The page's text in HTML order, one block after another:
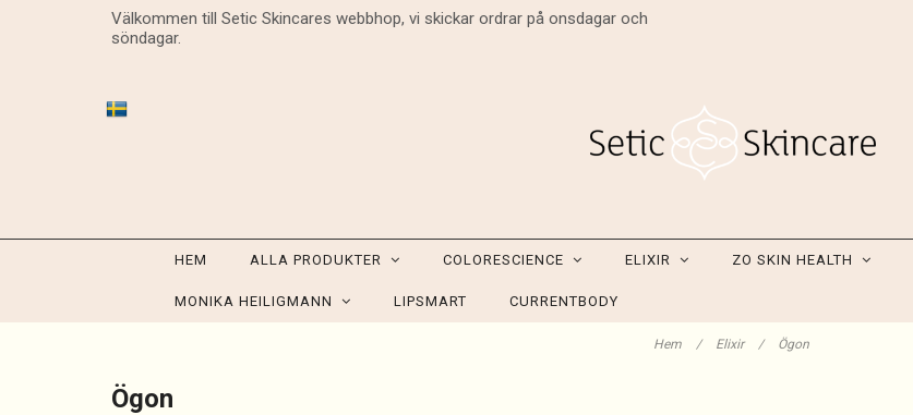
Välkommen till Setic Skincares webbhop, vi skickar ordrar på onsdagar och
söndagar.
HEM ALLA PRODUKTER COLORESCIENCE ELIXIR ZO SKIN HEALTH
MONIKA HEILIGMANN LIPSMART CURRENTBODY
Hem / Elixir / Ögon
Ögon